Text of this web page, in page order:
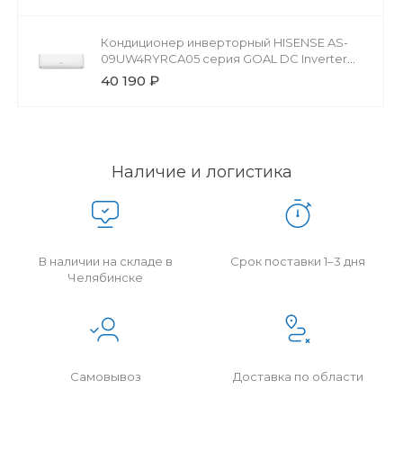
Кондиционер инверторный HISENSE AS-
09UW4RYRCA05 серия GOAL DC Inverter
Wi-Fi
40 190 ₽
Наличие и логистика
В наличии на складе в
Челябинске
Срок поставки 1–3 дня
Самовывоз Доставка по области